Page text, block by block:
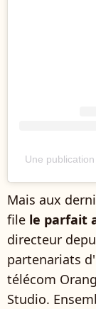
Une
Mais aux
file le parfait
directeur
partenariats
télécom
Studio.